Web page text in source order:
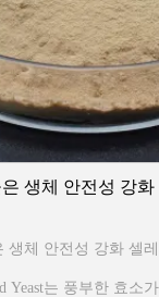
생체 안전성 강
생체 안전성 강화 셀
Yeast는 풍부한 효소